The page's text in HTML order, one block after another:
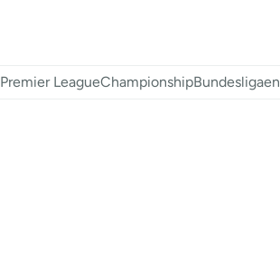
Premier LeagueChampionshipBundesligaen